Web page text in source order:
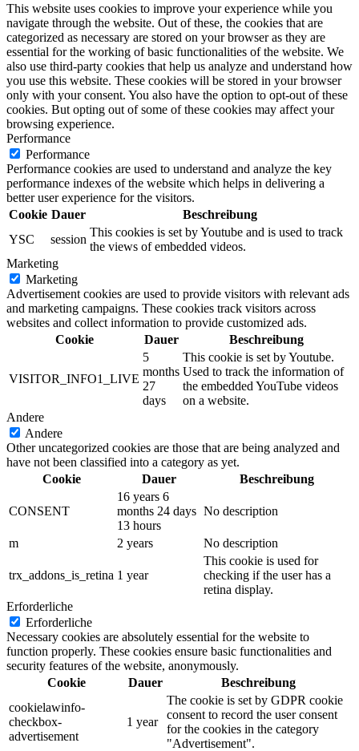
This website uses cookies to improve your experience while you
navigate through the website. Out of these, the cookies that are
categorized as necessary are stored on your browser as they are
essential for the working of basic functionalities of the website. We
also use third-party cookies that help us analyze and understand how
you use this website. These cookies will be stored in your browser
only with your consent. You also have the option to opt-out of these
cookies. But opting out of some of these cookies may affect your
browsing experience.
Performance
Performance
Performance cookies are used to understand and analyze the key
performance indexes of the website which helps in delivering a
better user experience for the visitors.
Cookie Dauer
Beschreibung
YSC
session
This cookies is set by Youtube and is used to track
the views of embedded videos.
Marketing
Marketing
Advertisement cookies are used to provide visitors with relevant ads
and marketing campaigns. These cookies track visitors across
websites and collect information to provide customized ads.
Cookie
Dauer Beschreibung
VISITOR_INFO1_LIVE
5
months
27
days
This cookie is set by Youtube.
Used to track the information of
the embedded YouTube videos
on a website.
Andere
Andere
Other uncategorized cookies are those that are being analyzed and
have not been classified into a category as yet.
Cookie
Dauer Beschreibung
CONSENT
16 years 6
months 24 days
13 hours
No description
m 2 years No description
trx_addons_is_retina 1 year
This cookie is used for
checking if the user has a
retina display.
Erforderliche
Erforderliche
Necessary cookies are absolutely essential for the website to
function properly. These cookies ensure basic functionalities and
security features of the website, anonymously.
Cookie
Dauer
Beschreibung
cookielawinfo-
checkbox-
advertisement
1 year
The cookie is set by GDPR cookie
consent to record the user consent
for the cookies in the category
"Advertisement".